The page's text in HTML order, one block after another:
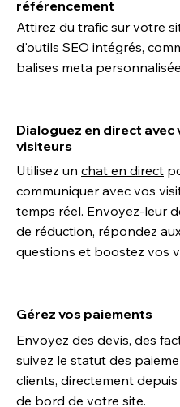
référencement
Attirez du trafic sur votre
d'outils SEO intégrés,
balises meta
Dialoguez en direct avec
visiteurs
Utilisez un chat en direct
communiquer avec vos
temps réel. Envoyez-leur
de réduction, répondez
questions et boostez vos
Gérez vos paiements
Envoyez des devis, des
suivez le statut des
clients, directement
de bord de votre site.